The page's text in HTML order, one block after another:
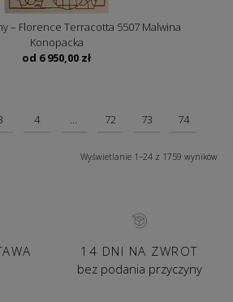
– Florence Terracotta 5507 Malwina
Konopacka
od 6 950,00 zł
4 72 73 74
Wyświetlanie 1–24 z 1759 wyników
14 DNI NA ZWROT
bez podania przyczyny